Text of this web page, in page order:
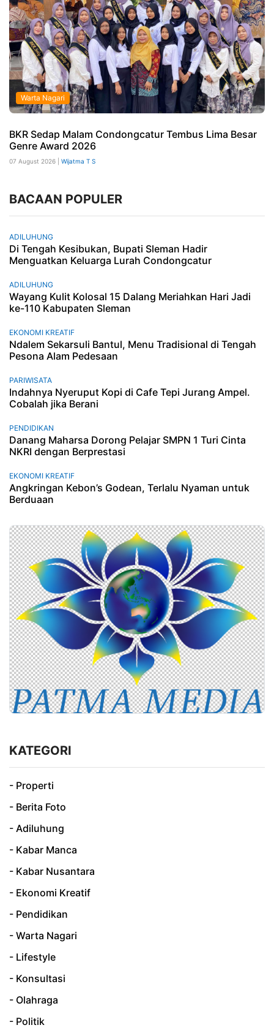
Warta Nagari
BKR Sedap Malam Condongcatur Tembus Lima Besar
Genre Award 2026
07 August 2026 | Wijatma T S
BACAAN POPULER
ADILUHUNG
Di Tengah Kesibukan, Bupati Sleman Hadir
Menguatkan Keluarga Lurah Condongcatur
ADILUHUNG
Wayang Kulit Kolosal 15 Dalang Meriahkan Hari Jadi
ke-110 Kabupaten Sleman
EKONOMI KREATIF
Ndalem Sekarsuli Bantul, Menu Tradisional di Tengah
Pesona Alam Pedesaan
PARIWISATA
Indahnya Nyeruput Kopi di Cafe Tepi Jurang Ampel.
Cobalah jika Berani
PENDIDIKAN
Danang Maharsa Dorong Pelajar SMPN 1 Turi Cinta
NKRI dengan Berprestasi
EKONOMI KREATIF
Angkringan Kebon’s Godean, Terlalu Nyaman untuk
Berduaan
KATEGORI
- Properti
- Berita Foto
- Adiluhung
- Kabar Manca
- Kabar Nusantara
- Ekonomi Kreatif
- Pendidikan
- Warta Nagari
- Lifestyle
- Konsultasi
- Olahraga
- Politik